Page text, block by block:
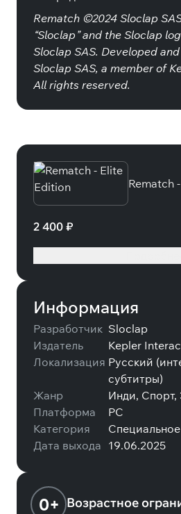
Rematch ©2024 Sloclap
“Sloclap” and the Sloclap
Sloclap SAS. Developed
Sloclap SAS, a member of
All rights reserved.
Rematch
2 400 ₽
Информация
Разработчик Sloclap
Издатель
Kepler
Локализация Русский
субтитры)
Жанр
Инди, Спорт,
Платформа
PC
Категория
Дата выхода 19.06.2025
0+ Возрастное